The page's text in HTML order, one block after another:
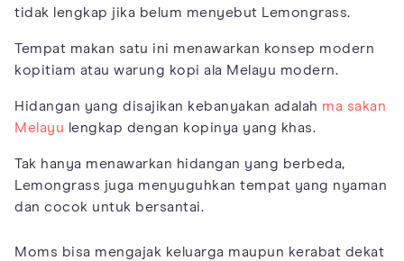
tidak lengkap jika belum menyebut Lemongrass.
Tempat makan satu ini menawarkan konsep modern
kopitiam atau warung kopi ala Melayu modern.
Hidangan yang disajikan kebanyakan adalah ma sakan
Melayu lengkap dengan kopinya yang khas.
Tak hanya menawarkan hidangan yang berbeda,
Lemongrass juga menyuguhkan tempat yang nyaman
dan cocok untuk bersantai.
Moms bisa mengajak keluarga maupun kerabat dekat